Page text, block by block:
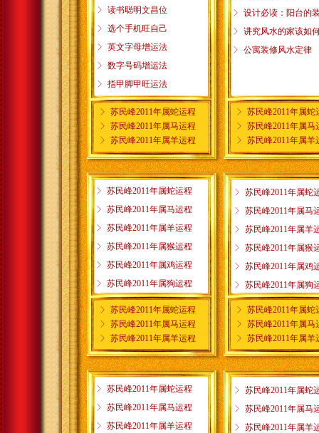
ꁕ 读书聪明文昌位
ꁕ 选个手机旺自己
ꁕ 英文字母增运法
ꁕ 数字号码增运法
ꁕ 指甲脚甲旺运法
ꁕ 设计必读：阳台的
ꁕ 讲究风水的家该如
ꁕ 公寓装修风水定律
ꁕ 苏民峰2011年属蛇运程
ꁕ 苏民峰2011年属马运程
ꁕ 苏民峰2011年属羊运程
ꁕ 苏民峰2011年属蛇
ꁕ 苏民峰2011年属马
ꁕ 苏民峰2011年属羊
ꁕ 苏民峰2011年属蛇运程
ꁕ 苏民峰2011年属马运程
ꁕ 苏民峰2011年属羊运程
ꁕ 苏民峰2011年属猴运程
ꁕ 苏民峰2011年属鸡运程
ꁕ 苏民峰2011年属狗运程
ꁕ 苏民峰2011年属蛇
ꁕ 苏民峰2011年属马
ꁕ 苏民峰2011年属羊
ꁕ 苏民峰2011年属猴
ꁕ 苏民峰2011年属鸡
ꁕ 苏民峰2011年属狗
ꁕ 苏民峰2011年属蛇运程
ꁕ 苏民峰2011年属马运程
ꁕ 苏民峰2011年属羊运程
ꁕ 苏民峰2011年属蛇运程
ꁕ 苏民峰2011年属马运程
ꁕ 苏民峰2011年属羊运程
ꁕ 苏民峰2011年属蛇
ꁕ 苏民峰2011年属马
ꁕ 苏民峰2011年属羊
ꁕ 苏民峰2011年属蛇
ꁕ 苏民峰2011年属马
ꁕ 苏民峰2011年属羊